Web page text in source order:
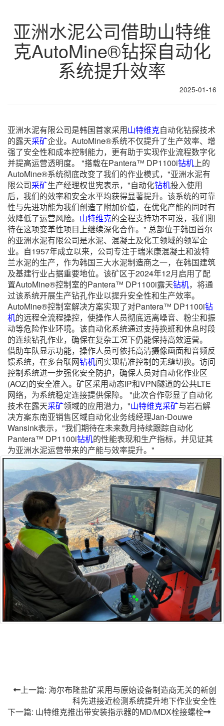
亚洲水泥公司借助山特维
克AutoMine®钻探自动化
系统提升效率
2025-01-16
亚洲水泥有限公司是韩国首家采用山特维克自动化钻探技术
的露天采矿企业。AutoMine®系统不仅提升了生产效率、增
强了安全性和成本控制能力，更有助于实现作业流程数字化
并提高运营透明度。 "搭载在Pantera™ DP1100i钻机上的
AutoMine®系统彻底改变了我们的作业模式，"亚洲水泥有
限公司采矿生产经理权世宪表示，"自动化钻机投入使用
后，我们的效率和安全水平均获得显著提升。该系统的可靠
性与先进功能为我们创造了附加价值，在优化产能的同时有
效降低了运营风险。 山特维克的全程支持功不可没，我们期
待在这项变革性项目上继续深化合作。" 总部位于韩国首尔
的亚洲水泥有限公司是水泥、混凝土及化工领域的领军企
业。自1957年成立以来，公司专注于瑞米康混凝土和波特
兰水泥的生产，作为韩国三大水泥制造商之一，在韩国建筑
及基建行业占据重要地位。该矿区于2024年12月启用了配
置AutoMine®控制室的Pantera™ DP1100i露天钻机，将通
过该系统开展生产钻孔作业以提升安全性和生产效率。
AutoMine®控制室解决方案实现了对Pantera™ DP1100i钻
机的远程全流程操控，使操作人员彻底远离噪音、粉尘和振
动等危险作业环境。该自动化系统通过支持换班和休息时段
的连续钻孔作业，确保在复杂工况下仍能保持高效运营。
借助车队显示功能，操作人员可依托高清摄像画面和音频反
馈系统，在多台联网钻机间实现精准控制的无缝切换。访问
控制系统进一步强化安全防护，确保人员对自动化作业区
(AOZ)的安全准入。矿区采用动态IP和VPN隧道的公共LTE
网络，为系统稳定连接提供保障。 "此次合作彰显了自动化
技术在露天采矿领域的应用潜力，"山特维克采矿与岩石解
决方案东南亚销售区域自动化业务线经理Jan-Douwe
Wansink表示，"我们期待在未来数月持续跟踪自动化
Pantera™ DP1100i钻机的性能表现和生产指标，并见证其
为亚洲水泥运营带来的产能与效率提升。"
上一篇: 海尔布隆盐矿采用与原始设备制造商无关的新创
科先进接近检测系统提升地下作业安全性
下一篇: 山特维克推出带安装指示器的MD/MDX栓接螺栓